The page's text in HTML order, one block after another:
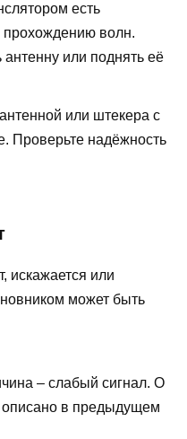
есть
волн.
или поднять её
или штекера с
Проверьте надёжность
искажается или
может быть
– слабый сигнал. О
описано в предыдущем